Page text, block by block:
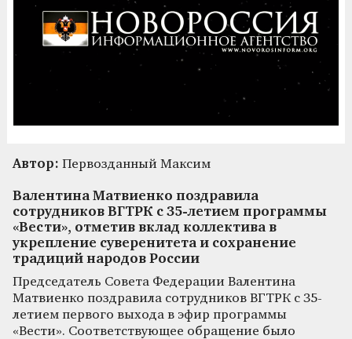
Автор: Первозданный Максим
Валентина Матвиенко поздравила
сотрудников ВГТРК с 35-летием программы
«Вести», отметив вклад коллектива в
укрепление суверенитета и сохранение
традиций народов России
Председатель Совета Федерации Валентина
Матвиенко поздравила сотрудников ВГТРК с 35-
летием первого выхода в эфир программы
«Вести». Соответствующее обращение было